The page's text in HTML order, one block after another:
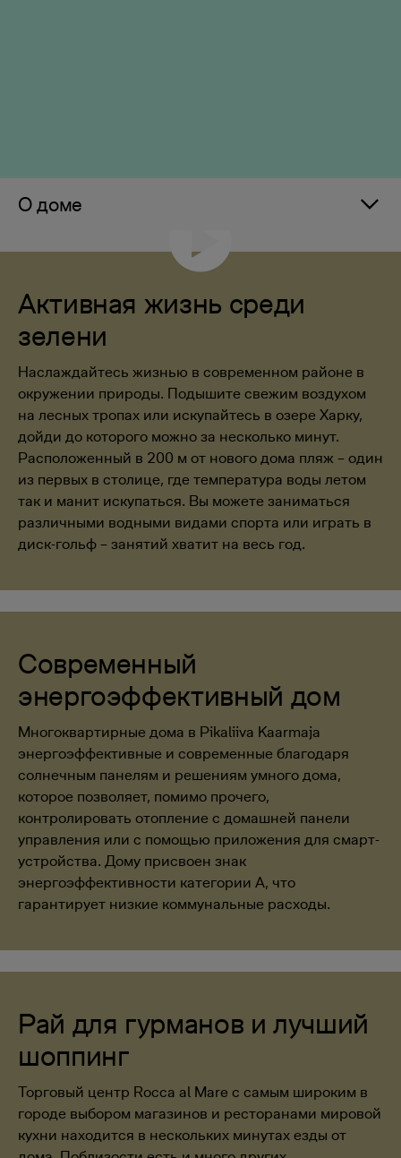
О доме
Активная жизнь среди
зелени
Наслаждайтесь жизнью в современном районе в
окружении природы. Подышите свежим воздухом
на лесных тропах или искупайтесь в озере Харку,
дойди до которого можно за несколько минут.
Расположенный в 200 м от нового дома пляж – один
из первых в столице, где температура воды летом
так и манит искупаться. Вы можете заниматься
различными водными видами спорта или играть в
диск-гольф – занятий хватит на весь год.
Современный
энергоэффективный дом
Многоквартирные дома в Pikaliiva Kaarmaja
энергоэффективные и современные благодаря
солнечным панелям и решениям умного дома,
которое позволяет, помимо прочего,
контролировать отопление с домашней панели
управления или с помощью приложения для смарт-
устройства. Дому присвоен знак
энергоэффективности категории A, что
гарантирует низкие коммунальные расходы.
Рай для гурманов и лучший
шоппинг
Торговый центр Rocca al Mare с самым широким в
городе выбором магазинов и ресторанами мировой
кухни находится в нескольких минутах езды от